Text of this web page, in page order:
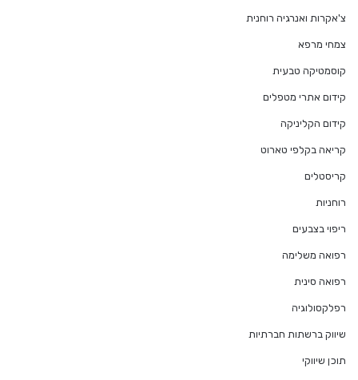
צ'אקרות ואנרגיה רוחנית
צמחי מרפא
קוסמטיקה טבעית
קידום אתרי מטפלים
קידום הקליניקה
קריאה בקלפי טארוט
קריסטלים
רוחניות
ריפוי בצבעים
רפואה משלימה
רפואה סינית
רפלקסולוגיה
שיווק ברשתות חברתיות
תוכן שיווקי